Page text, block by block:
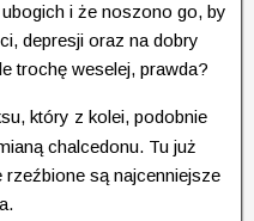
i że noszono go, by
depresji oraz na dobry
trochę weselej, prawda?
który z kolei, podobnie
chalcedonu. Tu już
rzeźbione są najcenniejsze